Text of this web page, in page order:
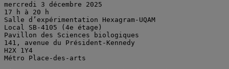
mercredi 3 décembre 2025
17 h à 20 h
Salle d’expérimentation Hexagram-UQAM
Local SB-4105 (4e étage)
Pavillon des Sciences biologiques
141, avenue du Président-Kennedy
H2X 1Y4
Métro Place-des-arts